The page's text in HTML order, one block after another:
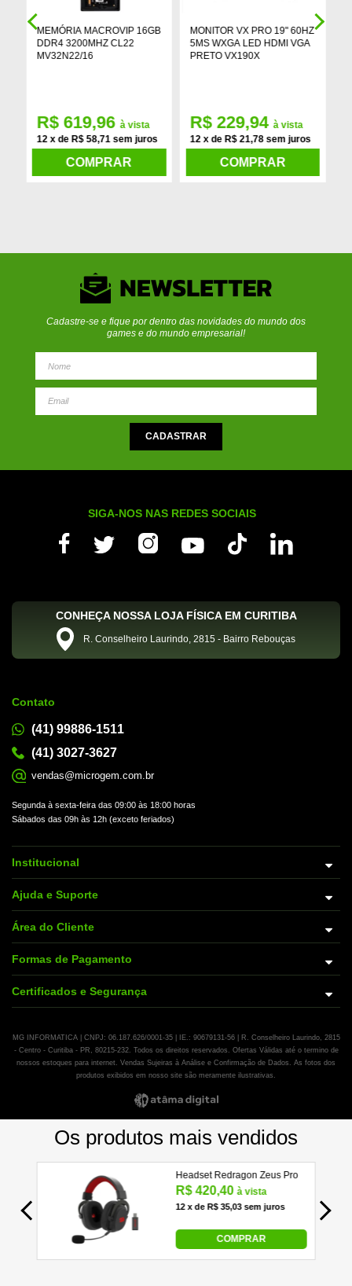
MEMÓRIA MACROVIP 16GB
DDR4 3200MHZ CL22
MV32N22/16
R$ 619,96à vista
12 x de R$ 58,71 sem juros
COMPRAR
MONITOR VX PRO 19" 60HZ
5MS WXGA LED HDMI VGA
PRETO VX190X
R$ 229,94à vista
12 x de R$ 21,78 sem juros
COMPRAR
Cadastre-se e fique por dentro das novidades do mundo dos
games e do mundo empresarial!
SIGA-NOS NAS REDES SOCIAIS
CONHEÇA NOSSA LOJA FÍSICA EM CURITIBA
R. Conselheiro Laurindo, 2815 - Bairro Rebouças
Contato
(41) 99886-1511
(41) 3027-3627
vendas@microgem.com.br
Segunda à sexta-feira das 09:00 às 18:00 horas
Sábados das 09h às 12h (exceto feriados)
Institucional
Ajuda e Suporte
Área do Cliente
Formas de Pagamento
Certificados e Segurança
MG INFORMATICA | CNPJ: 06.187.626/0001-35 | IE.: 90679131-56 | R. Conselheiro Laurindo, 2815
- Centro - Curitiba - PR, 80215-232. Todos os direitos reservados. Ofertas Válidas até o termino de
nossos estoques para internet. Vendas Sujeiras à Análise e Confirmação de Dados. As fotos dos
produtos exibidos em nosso site são meramente ilustrativas.